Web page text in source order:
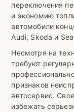
переключения
и экономию
автомобили
Audi, Skoda и
Несмотря на
требуют
признаков
автосервис.
избежать